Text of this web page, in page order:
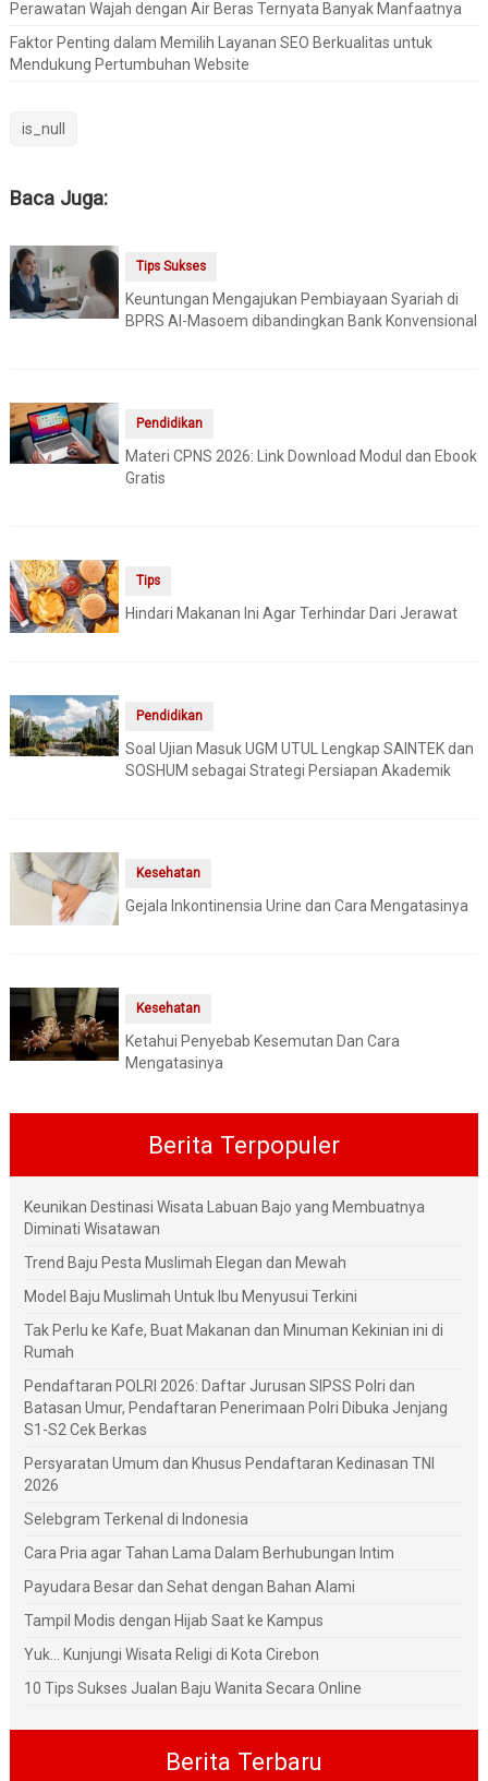
Perawatan Wajah dengan Air Beras Ternyata Banyak Manfaatnya
Faktor Penting dalam Memilih Layanan SEO Berkualitas untuk
Mendukung Pertumbuhan Website
is_null
Baca Juga:
Tips Sukses
Keuntungan Mengajukan Pembiayaan Syariah di
BPRS Al-Masoem dibandingkan Bank Konvensional
Pendidikan
Materi CPNS 2026: Link Download Modul dan Ebook
Gratis
Tips
Hindari Makanan Ini Agar Terhindar Dari Jerawat
Pendidikan
Soal Ujian Masuk UGM UTUL Lengkap SAINTEK dan
SOSHUM sebagai Strategi Persiapan Akademik
Kesehatan
Gejala Inkontinensia Urine dan Cara Mengatasinya
Kesehatan
Ketahui Penyebab Kesemutan Dan Cara
Mengatasinya
Berita Terpopuler
Keunikan Destinasi Wisata Labuan Bajo yang Membuatnya
Diminati Wisatawan
Trend Baju Pesta Muslimah Elegan dan Mewah
Model Baju Muslimah Untuk Ibu Menyusui Terkini
Tak Perlu ke Kafe, Buat Makanan dan Minuman Kekinian ini di
Rumah
Pendaftaran POLRI 2026: Daftar Jurusan SIPSS Polri dan
Batasan Umur, Pendaftaran Penerimaan Polri Dibuka Jenjang
S1-S2 Cek Berkas
Persyaratan Umum dan Khusus Pendaftaran Kedinasan TNI
2026
Selebgram Terkenal di Indonesia
Cara Pria agar Tahan Lama Dalam Berhubungan Intim
Payudara Besar dan Sehat dengan Bahan Alami
Tampil Modis dengan Hijab Saat ke Kampus
Yuk... Kunjungi Wisata Religi di Kota Cirebon
10 Tips Sukses Jualan Baju Wanita Secara Online
Berita Terbaru